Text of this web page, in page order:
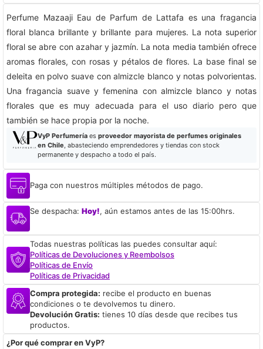
Perfume Mazaaji Eau de Parfum de Lattafa es una fragancia
floral blanca brillante y brillante para mujeres. La nota superior
floral se abre con azahar y jazmín. La nota media también ofrece
aromas florales, con rosas y pétalos de flores. La base final se
deleita en polvo suave con almizcle blanco y notas polvorientas.
Una fragancia suave y femenina con almizcle blanco y notas
florales que es muy adecuada para el uso diario pero que
también se hace propia por la noche.
VyP Perfumeríaes proveedor mayorista de perfumes originales
en Chile, abasteciendo emprendedores y tiendas con stock
permanente y despacho a todo el país.
Paga con nuestros múltiples métodos de pago.
Se despacha: Hoy!, aún estamos antes de las 15:00hrs.
Todas nuestras políticas las puedes consultar aquí:
Políticas de Devoluciones y Reembolsos
Políticas de Envío
Políticas de Privacidad
Compra protegida: recibe el producto en buenas
condiciones o te devolvemos tu dinero.
Devolución Gratis: tienes 10 días desde que recibes tus
productos.
¿Por qué comprar en VyP?